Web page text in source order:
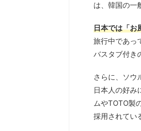
は、韓国の一
日本では「お
旅行中であっ
バスタブ付き
さらに、ソウ
日本人の好み
ムやTOTO製
採用されてい